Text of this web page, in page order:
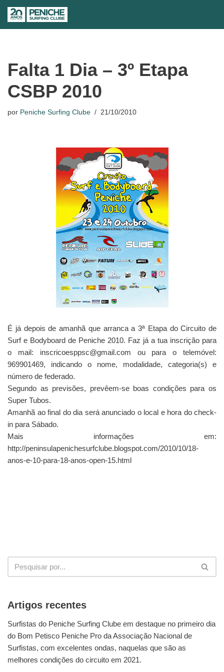
conteúdo
Falta 1 Dia – 3º Etapa
CSBP 2010
por Peniche Surfing Clube 21/10/2010
É já depois de amanhã que arranca a 3ª Etapa do Circuito de
Surf e Bodyboard de Peniche 2010. Faz já a tua inscrição para
o mail: inscricoesppsc@gmail.com ou para o telemóvel:
969901469, indicando o nome, modalidade, categoria(s) e
número de federado.
Segundo as previsões, prevêem-se boas condições para os
Super Tubos.
Amanhã ao final do dia será anunciado o local e hora do check-
in para Sábado.
Mais informações em:
http://peninsulapenichesurfclube.blogspot.com/2010/10/18-
anos-e-10-para-18-anos-open-15.html
Artigos recentes
Surfistas do Peniche Surfing Clube em destaque no primeiro dia
do Bom Petisco Peniche Pro da Associação Nacional de
Surfistas, com excelentes ondas, naquelas que são as
melhores condições do circuito em 2021.